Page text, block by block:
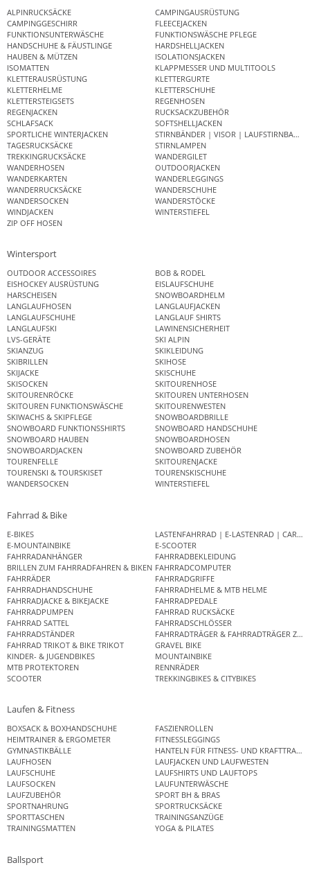
ALPINRUCKSÄCKE
CAMPINGAUSRÜSTUNG
CAMPINGGESCHIRR
FLEECEJACKEN
FUNKTIONSUNTERWÄSCHE
FUNKTIONSWÄSCHE PFLEGE
HANDSCHUHE & FÄUSTLINGE
HARDSHELLJACKEN
HAUBEN & MÜTZEN
ISOLATIONSJACKEN
ISOMATTEN
KLAPPMESSER UND MULTITOOLS
KLETTERAUSRÜSTUNG
KLETTERGURTE
KLETTERHELME
KLETTERSCHUHE
KLETTERSTEIGSETS
REGENHOSEN
REGENJACKEN
RUCKSACKZUBEHÖR
SCHLAFSACK
SOFTSHELLJACKEN
SPORTLICHE WINTERJACKEN
STIRNBÄNDER | VISOR | LAUFSTIRNBAND
TAGESRUCKSÄCKE
STIRNLAMPEN
TREKKINGRUCKSÄCKE
WANDERGILET
WANDERHOSEN
OUTDOORJACKEN
WANDERKARTEN
WANDERLEGGINGS
WANDERRUCKSÄCKE
WANDERSCHUHE
WANDERSOCKEN
WANDERSTÖCKE
WINDJACKEN
WINTERSTIEFEL
ZIP OFF HOSEN
Wintersport
OUTDOOR ACCESSOIRES
BOB & RODEL
EISHOCKEY AUSRÜSTUNG
EISLAUFSCHUHE
HARSCHEISEN
SNOWBOARDHELM
LANGLAUFHOSEN
LANGLAUFJACKEN
LANGLAUFSCHUHE
LANGLAUF SHIRTS
LANGLAUFSKI
LAWINENSICHERHEIT
LVS-GERÄTE
SKI ALPIN
SKIANZUG
SKIKLEIDUNG
SKIBRILLEN
SKIHOSE
SKIJACKE
SKISCHUHE
SKISOCKEN
SKITOURENHOSE
SKITOURENRÖCKE
SKITOUREN UNTERHOSEN
SKITOUREN FUNKTIONSWÄSCHE
SKITOURENWESTEN
SKIWACHS & SKIPFLEGE
SNOWBOARDBRILLE
SNOWBOARD FUNKTIONSSHIRTS
SNOWBOARD HANDSCHUHE
SNOWBOARD HAUBEN
SNOWBOARDHOSEN
SNOWBOARDJACKEN
SNOWBOARD ZUBEHÖR
TOURENFELLE
SKITOURENJACKE
TOURENSKI & TOURSKISET
TOURENSKISCHUHE
WANDERSOCKEN
WINTERSTIEFEL
Fahrrad & Bike
E-BIKES
LASTENFAHRRAD | E-LASTENRAD |
E-MOUNTAINBIKE
E-SCOOTER
FAHRRADANHÄNGER
FAHRRADBEKLEIDUNG
BRILLEN ZUM FAHRRADFAHREN & BIKEN FAHRRADCOMPUTER
FAHRRÄDER
FAHRRADGRIFFE
FAHRRADHANDSCHUHE
FAHRRADHELME & MTB HELME
FAHRRADJACKE & BIKEJACKE
FAHRRADPEDALE
FAHRRADPUMPEN
FAHRRAD RUCKSÄCKE
FAHRRAD SATTEL
FAHRRADSCHLÖSSER
FAHRRADSTÄNDER
FAHRRADTRÄGER & FAHRRADTRÄGER
FAHRRAD TRIKOT & BIKE TRIKOT
GRAVEL BIKE
KINDER- & JUGENDBIKES
MOUNTAINBIKE
MTB PROTEKTOREN
RENNRÄDER
SCOOTER
TREKKINGBIKES & CITYBIKES
Laufen & Fitness
BOXSACK & BOXHANDSCHUHE
FASZIENROLLEN
HEIMTRAINER & ERGOMETER
FITNESSLEGGINGS
GYMNASTIKBÄLLE
HANTELN FÜR FITNESS- UND
LAUFHOSEN
LAUFJACKEN UND LAUFWESTEN
LAUFSCHUHE
LAUFSHIRTS UND LAUFTOPS
LAUFSOCKEN
LAUFUNTERWÄSCHE
LAUFZUBEHÖR
SPORT BH & BRAS
SPORTNAHRUNG
SPORTRUCKSÄCKE
SPORTTASCHEN
TRAININGSANZÜGE
TRAININGSMATTEN
YOGA & PILATES
Ballsport